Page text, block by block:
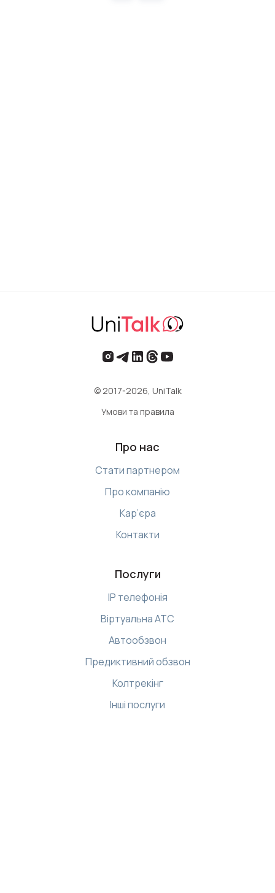
© 2017-2026, UniTalk
Умови та правила
Про нас
Стати партнером
Про компанію
Кар’єра
Контакти
Послуги
IP телефонія
Віртуальна АТС
Автообзвон
Предиктивний обзвон
Колтрекінг
Інші послуги